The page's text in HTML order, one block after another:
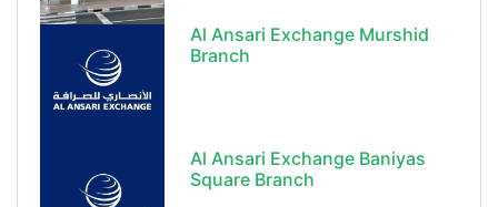
Al Ansari Exchange Murshid
Branch
Al Ansari Exchange Baniyas
Square Branch